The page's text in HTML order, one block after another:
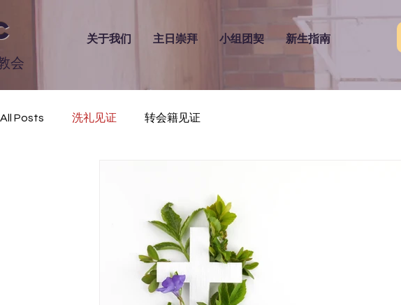
会
关于我们 主日崇拜 小组团契 新生指南
All Posts 洗礼见证 转会籍见证